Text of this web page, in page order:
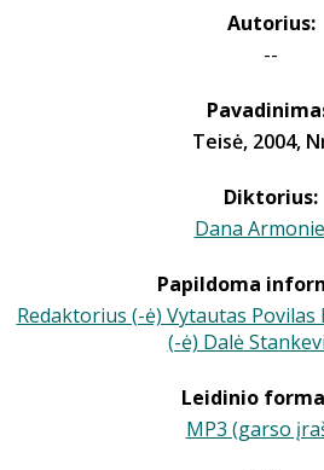
Autorius:
--
Teisė, 2004,
Diktorius:
Dana
Papildoma
Redaktorius (-ė) Vytautas Povilas
(-ė) Dalė
Leidinio
MP3 (garso